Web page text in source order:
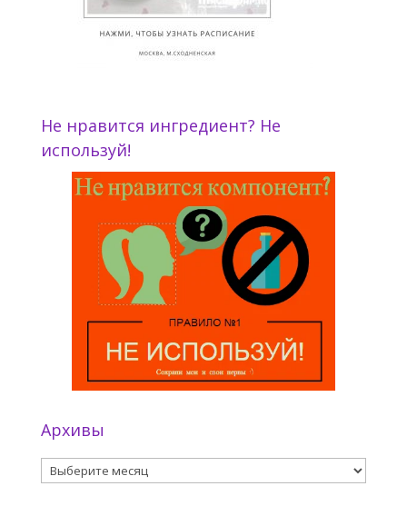
Не нравится ингредиент? Не
используй!
Архивы
Архивы